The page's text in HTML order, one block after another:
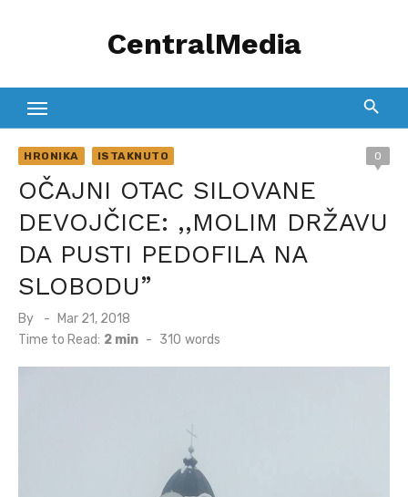
CentralMedia
HRONIKA ISTAKNUTO 0
OČAJNI OTAC SILOVANE
DEVOJČICE: ,,MOLIM DRŽAVU
DA PUSTI PEDOFILA NA
SLOBODU”
By
Posted
on
Mar 21, 2018
Time to Read: 2 min - 310 words